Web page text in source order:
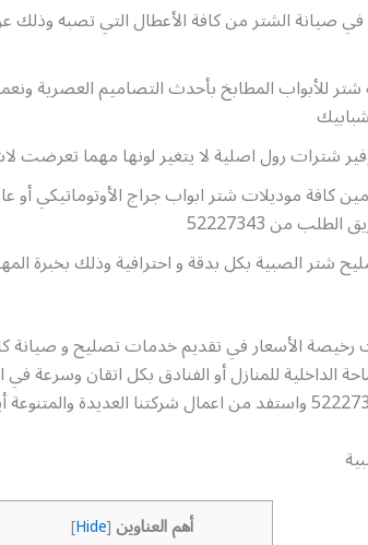
في صيانة الشتر من كافة الأعطال التي تصبه
للأبواب المطابخ بأحدث التصاميم العصرية
شترات رول اصلية لا يتغير لونها مهما تعرضت
كافة موديلات شتر ابواب جراج الأوتوماتيكي أو
من 52227343
شتر الصبية بكل بدقة و احترافية وذلك بخبرة
الأسعار في تقديم خدمات تصليح و صيانة
الداخلية للمنازل أو الفنادق بكل اتقان وسرعة في
أهم العناوين [
Hide
]